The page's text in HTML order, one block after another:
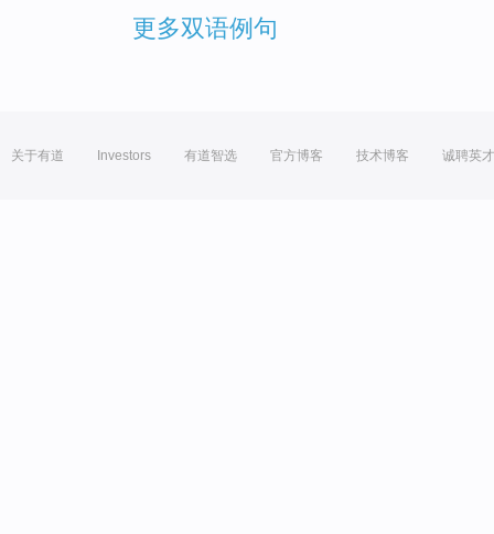
更多双语例句
关于有道 Investors 有道智选 官方博客 技术博客 诚聘英才